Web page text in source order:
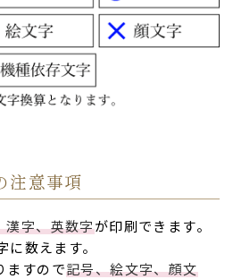
注意事項
漢字、英数字が印刷できます。
数えます。
ますので記号、絵文字、顔文